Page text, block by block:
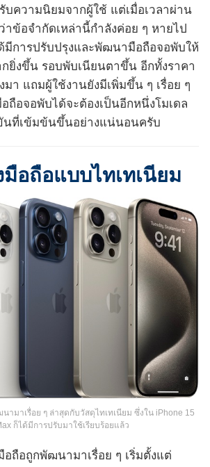
บความนิยมจากผู้ใช้ แต่เมื่อเวลาผ่าน
าข้อจำกัดเหล่านี้กำลังค่อย ๆ หายไป
มีการปรับปรุงและพัฒนามือถือจอพับให้
ยิ่งขึ้น รอบพับเนียนตาขึ้น อีกทั้งราคา
มา แถมผู้ใช้งานยังมีเพิ่มขึ้น ๆ เรื่อย ๆ
ถือจอพับได้จะต้องเป็นอีกหนึ่งโมเดล
นที่เข้มข้นขึ้นอย่างแน่นอนครับ
อถือแบบไทเทเนียม
ามาเรื่อย ๆ ล่าสุดกับวัสดุไทเทเนียม ซึ่งใน iPhone 15
ก็ได้มีการปรับมาใช้เรียบร้อยแล้ว
อถือถูกพัฒนามาเรื่อย ๆ เริ่มตั้งแต่